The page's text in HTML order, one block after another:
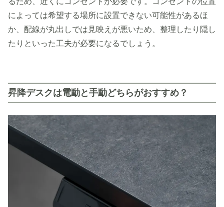
によっては希望する場所に設置できない可能性があるほ
か、配線が丸出しでは見映えが悪いため、整理したり隠し
たりといった工夫が必要になるでしょう。
昇降デスクは電動と手動どちらがおすすめ？